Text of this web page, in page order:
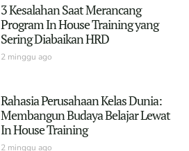
3 Kesalahan Saat Merancang
Program In House Training yang
Sering Diabaikan HRD
2 minggu ago
Rahasia Perusahaan Kelas Dunia:
Membangun Budaya Belajar Lewat
In House Training
2 minggu ago